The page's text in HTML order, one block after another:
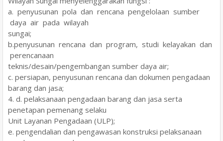
a. penyusunan pola dan rencana pengelolaan sumber
daya air pada wilayah
sungai;
b.penyusunan rencana dan program, studi kelayakan dan
perencanaan
teknis/desain/pengembangan sumber daya air;
c. persiapan, penyusunan rencana dan dokumen pengadaan
barang dan jasa;
4. d. pelaksanaan pengadaan barang dan jasa serta
penetapan pemenang selaku
Unit Layanan Pengadaan (ULP);
e. pengendalian dan pengawasan konstruksi pelaksanaan